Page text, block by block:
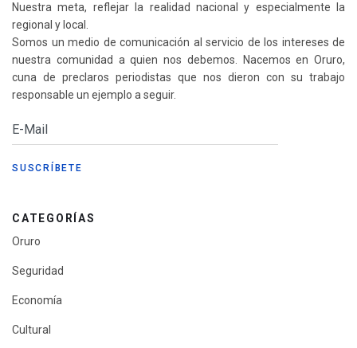
Nuestra meta, reflejar la realidad nacional y especialmente la
regional y local.
Somos un medio de comunicación al servicio de los intereses de
nuestra comunidad a quien nos debemos. Nacemos en Oruro,
cuna de preclaros periodistas que nos dieron con su trabajo
responsable un ejemplo a seguir.
CATEGORÍAS
Oruro
Seguridad
Economía
Cultural